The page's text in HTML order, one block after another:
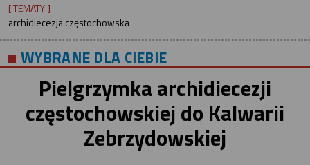
[ TEMATY ]
archidiecezja częstochowska
WYBRANE DLA CIEBIE
Pielgrzymka archidiecezji
częstochowskiej do Kalwarii
Zebrzydowskiej